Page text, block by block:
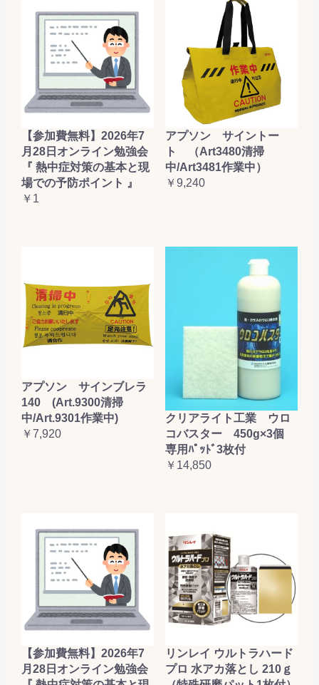
【参加費無料】2026年7
月28日オンライン勉強会
『 熱中症対策の基本と現
場での予防ポイント 』
￥1
アプソン サイントー
ト （Art3480清掃
中/Art3481作業中）
￥9,240
アプソン サインブレラ
140 (Art.9300清掃
中/Art.9301作業中)
￥7,920
クリアライト工業 ウロ
コバスター 450g×3個
専用ﾊﾟｯﾄﾞ3枚付
￥14,850
【参加費無料】2026年7
月28日オンライン勉強会
リンレイ ウルトラハード
プロ 水アカ落とし 210ｇ